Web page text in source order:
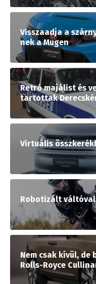
Visszaadja a
nek a Mugen
Retró majálist és
tartottak
Virtuális
Robotizált
Nem csak kívül, de
Rolls-Royce